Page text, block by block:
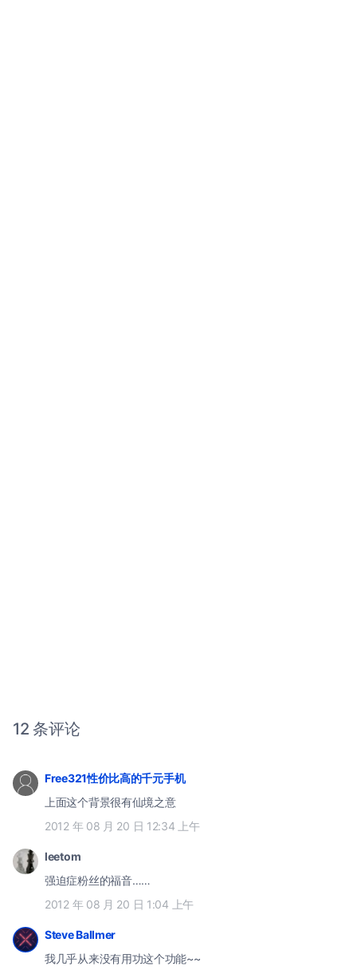
12 条评论
Free321性价比高的千元手机
上面这个背景很有仙境之意
2012 年 08 月 20 日 12:34 上午
leetom
强迫症粉丝的福音……
2012 年 08 月 20 日 1:04 上午
Steve Ballmer
我几乎从来没有用功这个功能~~